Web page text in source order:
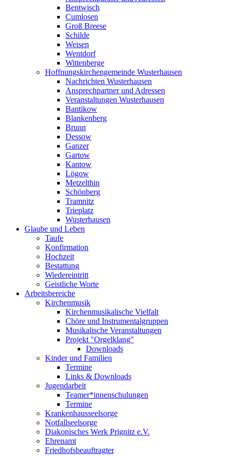
Bentwisch
Cumlosen
Groß Breese
Schilde
Weisen
Wentdorf
Wittenberge
Hoffnungskirchengemeinde Wusterhausen
Nachrichten Wusterhausen
Ansprechpartner und Adressen
Veranstaltungen Wusterhausen
Bantikow
Blankenberg
Brunn
Dessow
Ganzer
Gartow
Kantow
Lögow
Metzelthin
Schönberg
Tramnitz
Trieplatz
Wusterhausen
Glaube und Leben
Taufe
Konfirmation
Hochzeit
Bestattung
Wiedereintritt
Geistliche Worte
Arbeitsbereiche
Kirchenmusik
Kirchenmusikalische Vielfalt
Chöre und Instrumentalgruppen
Musikalische Veranstaltungen
Projekt "Orgelklang"
Downloads
Kinder und Familien
Termine
Links & Downloads
Jugendarbeit
Teamer*innenschulungen
Termine
Krankenhausseelsorge
Notfallseelsorge
Diakonisches Werk Prignitz e.V.
Ehrenamt
Friedhofsbeauftragter